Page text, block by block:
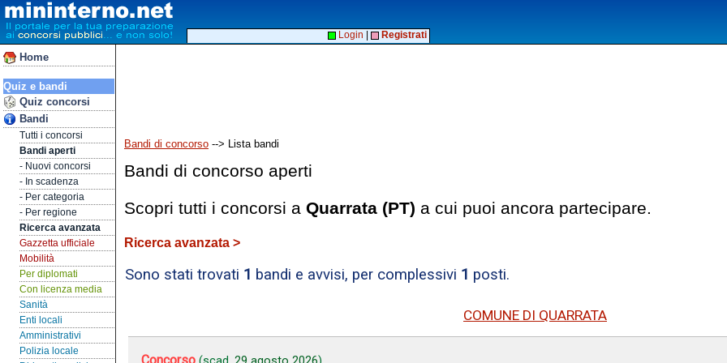
Home
Quiz e bandi
Quiz concorsi
Bandi
Tutti i concorsi
Bandi aperti
- Nuovi concorsi
- In scadenza
- Per categoria
- Per regione
Ricerca avanzata
Gazzetta ufficiale
Mobilità
Per diplomati
Con licenza media
Sanità
Enti locali
Amministrativi
Polizia locale
Login Registrati
Bandi di concorso --> Lista bandi
Bandi di concorso aperti
Scopri tutti i concorsi a Quarrata (PT) a cui puoi ancora partecipare.
Ricerca avanzata >
Sono stati trovati 1 bandi e avvisi, per complessivi 1 posti.
COMUNE DI QUARRATA